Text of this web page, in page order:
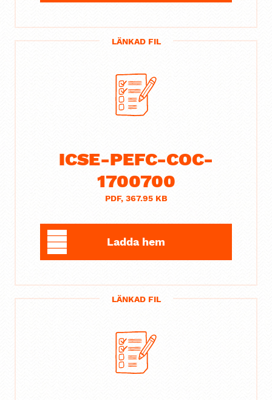
LÄNKAD FIL
ICSE-PEFC-COC-
1700700
PDF, 367.95 KB
Ladda hem
LÄNKAD FIL